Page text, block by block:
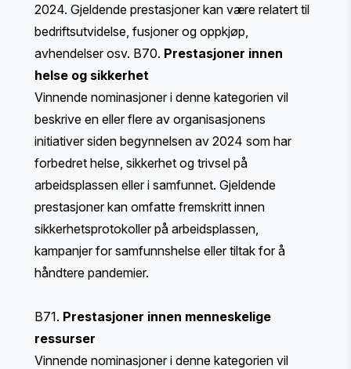
2024. Gjeldende prestasjoner kan være relatert til
bedriftsutvidelse, fusjoner og oppkjøp,
avhendelser osv. B70. Prestasjoner innen
helse og sikkerhet
Vinnende nominasjoner i denne kategorien vil
beskrive en eller flere av organisasjonens
initiativer siden begynnelsen av 2024 som har
forbedret helse, sikkerhet og trivsel på
arbeidsplassen eller i samfunnet. Gjeldende
prestasjoner kan omfatte fremskritt innen
sikkerhetsprotokoller på arbeidsplassen,
kampanjer for samfunnshelse eller tiltak for å
håndtere pandemier.
B71. Prestasjoner innen menneskelige
ressurser
Vinnende nominasjoner i denne kategorien vil